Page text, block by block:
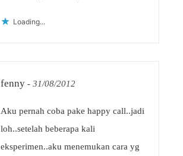
Loading...
fenny - 31/08/2012
Aku pernah coba pake happy call..jadi
loh..setelah beberapa kali
eksperimen..aku menemukan cara yg